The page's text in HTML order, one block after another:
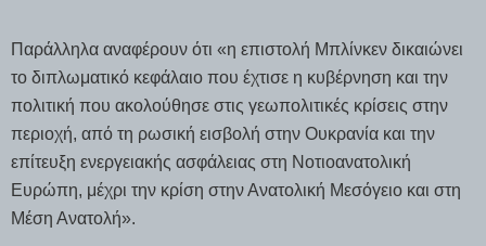
Παράλληλα αναφέρουν ότι «η επιστολή Μπλίνκεν δικαιώνει
το διπλωματικό κεφάλαιο που έχτισε η κυβέρνηση και την
πολιτική που ακολούθησε στις γεωπολιτικές κρίσεις στην
περιοχή, από τη ρωσική εισβολή στην Ουκρανία και την
επίτευξη ενεργειακής ασφάλειας στη Νοτιοανατολική
Ευρώπη, μέχρι την κρίση στην Ανατολική Μεσόγειο και στη
Μέση Ανατολή».